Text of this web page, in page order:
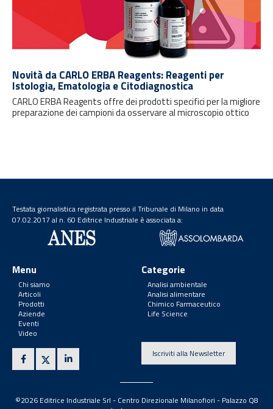
Novità da CARLO ERBA Reagents: Reagenti per
Istologia, Ematologia e Citodiagnostica
CARLO ERBA Reagents offre dei prodotti specifici per la migliore
preparazione dei campioni da osservare al microscopio ottico
Testata giornalistica registrata presso il Tribunale di Milano in data
07.02.2017 al n. 60 Editrice Industriale è associata a:
Menu
Chi siamo
Articoli
Prodotti
Aziende
Eventi
Video
Categorie
Analisi ambientale
Analisi alimentare
Chimico Farmaceutico
Life Science
Iscriviti alla Newsletter
©2026 Editrice Industriale Srl - Centro Direzionale Milanofiori - Palazzo Q8